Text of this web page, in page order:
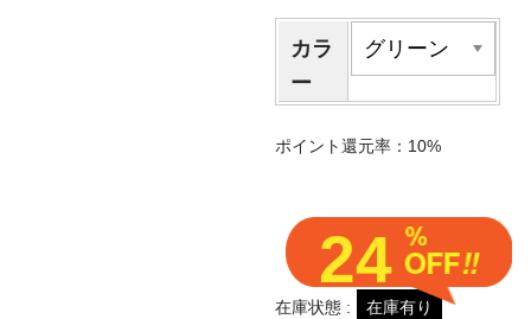
カラ
ー
ポイント還元率：10%
24
在庫状態 : 在庫有り